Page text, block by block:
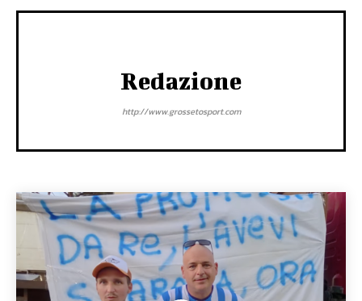
Redazione
http://www.grossetosport.com